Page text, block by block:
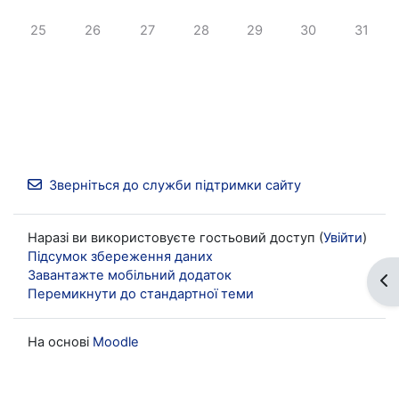
Немає подій, понеділок, 25 травня
25 Немає подій, вівторок, 26 травня
26 Немає подій, середа, 27 травня
27 Немає подій, четвер, 28 травня
28 Немає подій, пʼятниця,
29 Немає подій,
30 Немає
31
Зверніться до служби підтримки сайту
Наразі ви використовуєте гостьовий доступ (Увійти)
Підсумок збереження даних
Завантажте мобільний додаток
Перемикнути до стандартної теми
На основі Moodle